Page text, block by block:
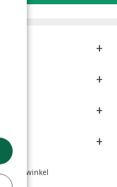
Dierenwinkel